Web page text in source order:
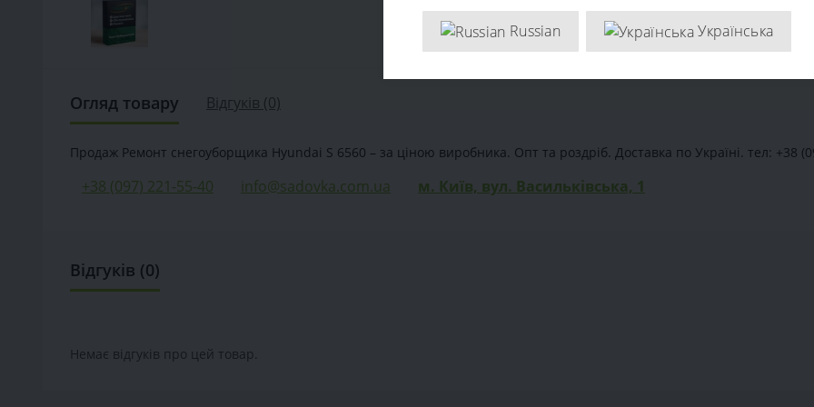
Огляд товару Відгуків (0)
Продаж Ремонт снегоуборщика Hyundai S 6560 – за ціною виробника. Опт та роздріб. Доставка по Україні. тел: +38
+38 (097) 221-55-40 info@sadovka.com.ua м. Київ, вул. Васильківська, 1
Відгуків (0)
Немає відгуків про цей товар.
Russian Українська